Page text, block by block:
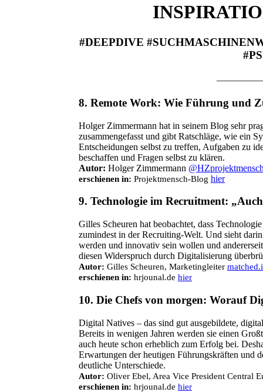
#DEEPDIVE
8. Remote Work: Wie Führung und
Holger Zimmermann hat in seinem Blog sehr
zusammengefasst und gibt Ratschläge, wie ein
Entscheidungen selbst zu treffen, Aufgaben zu
beschaffen und Fragen selbst zu klären.
Autor: Holger Zimmermann
erschienen in: Projektmensch-Blog hier
9. Technologie im Recruitment:
Gilles Scheuren hat beobachtet, dass
zumindest in der Recruiting-Welt. Und sieht
werden und innovativ sein wollen und
diesen Widerspruch durch Digitalisierung
Autor: Gilles Scheuren, Marketingleiter
erschienen in: hrjounal.de hier
10. Die Chefs von morgen: Worauf
Digital Natives – das sind gut ausgebildete,
Bereits in wenigen Jahren werden sie einen
auch heute schon erheblich zum Erfolg bei.
Erwartungen der heutigen Führungskräften und
deutliche Unterschiede.
Autor: Oliver Ebel, Area Vice President Central
erschienen in: hrjounal.de hier